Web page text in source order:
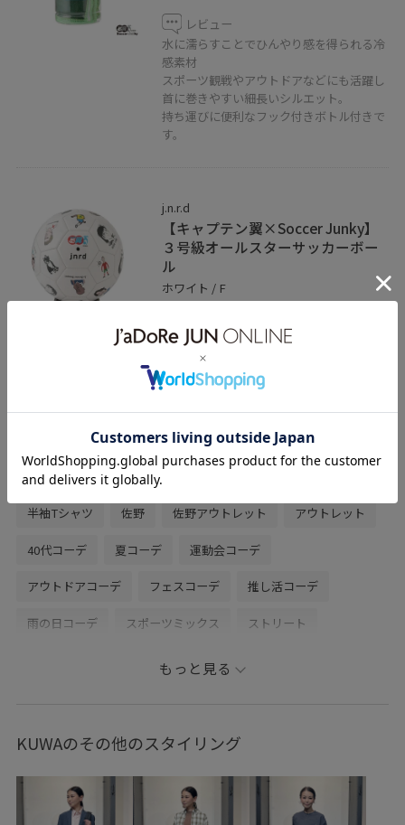
レビュー
水に濡らすことでひんやり感を得られる冷
感素材
スポーツ観戦やアウトドアなどにも活躍し
首に巻きやすい細長いシルエット。
持ち運びに便利なフック付きボトル付きで
す。
j.n.r.d
【キャプテン翼×Soccer Junky】
３号級オールスターサッカーボー
ル
ホワイト / F
レビュー
オブジェとして飾りやすい存在感のある3
号サイズのサッカーボール
関連タグ
半袖Tシャツ 佐野 佐野アウトレット アウトレット
40代コーデ 夏コーデ 運動会コーデ
アウトドアコーデ フェスコーデ 推し活コーデ
雨の日コーデ スポーツミックス ストリート
パンツスタイル
JUNRed
カーゴパンツ 雑貨/ホビー/スポーツ/ペット
もっと見る
KUWAのその他のスタイリング